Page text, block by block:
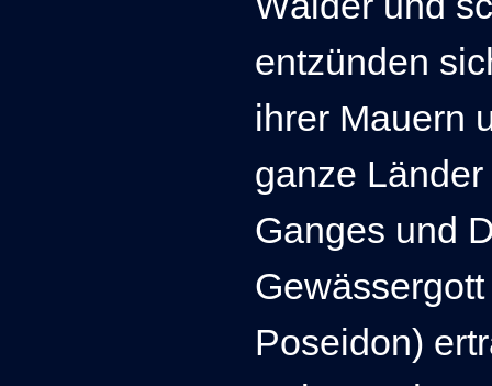
entzünden
ihrer Mauern
ganze
Ganges und
Poseidon)